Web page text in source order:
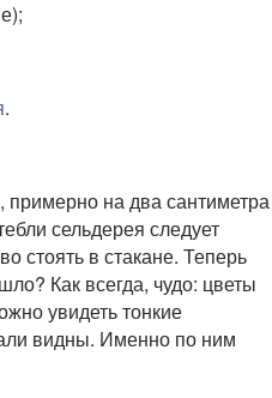
.
примерно на два сантиметра
сельдерея следует
стоять в стакане. Теперь
Как всегда, чудо: цветы
увидеть тонкие
видны. Именно по ним